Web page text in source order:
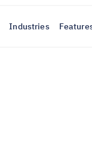
Industries